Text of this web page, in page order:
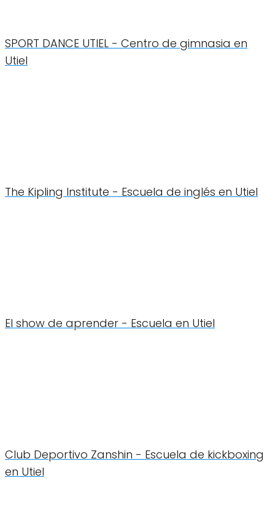
SPORT DANCE UTIEL - Centro de gimnasia en
Utiel
The Kipling Institute - Escuela de inglés en Utiel
El show de aprender - Escuela en Utiel
Club Deportivo Zanshin - Escuela de kickboxing
en Utiel